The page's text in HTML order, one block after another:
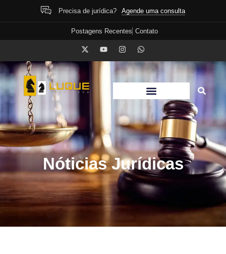
Precisa de jurídica? Agende uma consulta
Postagens Recentes Contato
Nóticias Jurídicas